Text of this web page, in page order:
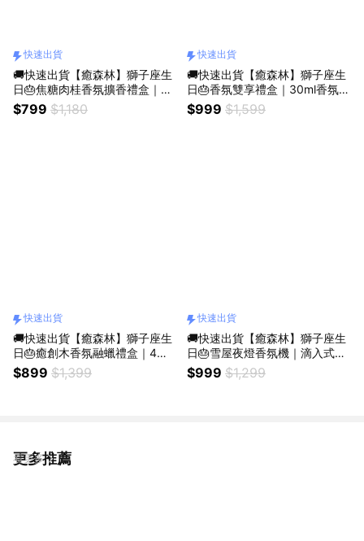
快速出貨
🚚快速出貨【癒森林】獅子座生
日🎂焦糖肉桂香氛擴香禮盒｜水
晶杯+擴香花+15ml香氛油（收
禮人自選香氣／生日禮物／質感
$799 $1,180
快速出貨
🚚快速出貨【癒森林】獅子座生
日🎂香氛雙享禮盒｜30ml香氛油
+擴香花（收禮人自選香氣／生
日禮物／質感送禮／療癒系禮物
$999 $1,599
快速出貨
🚚快速出貨【癒森林】獅子座生
日🎂癒創木香氛融蠟禮盒｜4入
+融蠟燭燈（生日禮物／質感送
禮／療癒系禮物／送禮推薦）
$899 $1,399
快速出貨
🚚快速出貨【癒森林】獅子座生
日🎂雪屋夜燈香氛機｜滴入式擴
香+15ml香氛油（收禮人自選香
氣／生日禮物／交換禮物／質感
$999 $1,299
更多推薦
看更多